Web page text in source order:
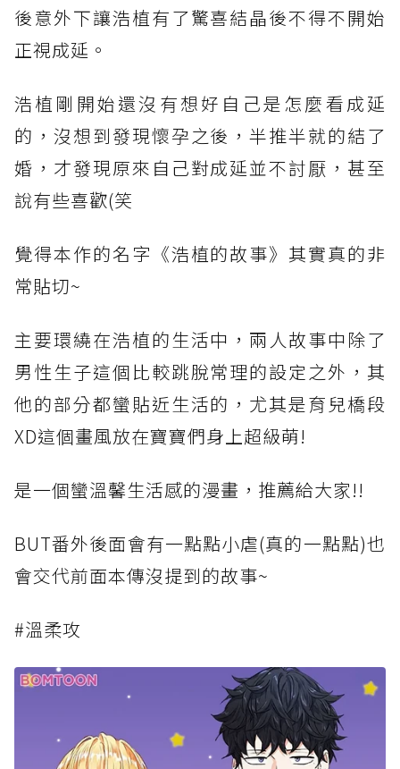
後意外下讓浩植有了驚喜結晶後不得不開始
正視成延。
浩植剛開始還沒有想好自己是怎麼看成延
的，沒想到發現懷孕之後，半推半就的結了
婚，才發現原來自己對成延並不討厭，甚至
說有些喜歡(笑
覺得本作的名字《浩植的故事》其實真的非
常貼切~
主要環繞在浩植的生活中，兩人故事中除了
男性生子這個比較跳脫常理的設定之外，其
他的部分都蠻貼近生活的，尤其是育兒橋段
XD這個畫風放在寶寶們身上超級萌!
是一個蠻溫馨生活感的漫畫，推薦給大家!!
BUT番外後面會有一點點小虐(真的一點點)也
會交代前面本傳沒提到的故事~
#溫柔攻